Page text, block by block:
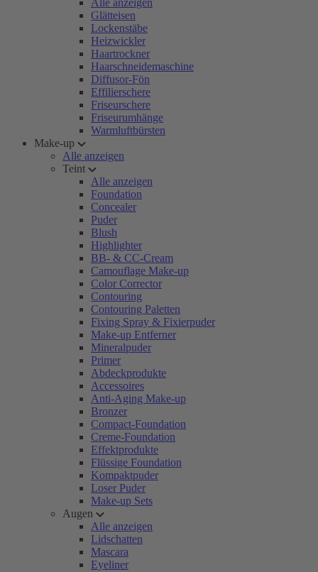
Alle anzeigen
Glätteisen
Lockenstäbe
Heizwickler
Haartrockner
Haarschneidemaschine
Diffusor-Fön
Effilierschere
Friseurschere
Friseurumhänge
Warmluftbürsten
Make-up
Alle anzeigen
Teint
Alle anzeigen
Foundation
Concealer
Puder
Blush
Highlighter
BB- & CC-Cream
Camouflage Make-up
Color Corrector
Contouring
Contouring Paletten
Fixing Spray & Fixierpuder
Make-up Entferner
Mineralpuder
Primer
Abdeckprodukte
Accessoires
Anti-Aging Make-up
Bronzer
Compact-Foundation
Creme-Foundation
Effektprodukte
Flüssige Foundation
Kompaktpuder
Loser Puder
Make-up Sets
Augen
Alle anzeigen
Lidschatten
Mascara
Eyeliner